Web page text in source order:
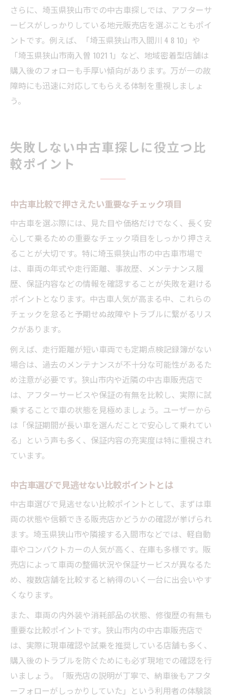
さらに、埼玉県狭山市での中古車探しでは、アフターサ
ービスがしっかりしている地元販売店を選ぶこともポイ
ントです。例えば、「埼玉県狭山市入間川 4 8 10」や
「埼玉県狭山市南入曽 1021 1」など、地域密着型店舗は
購入後のフォローも手厚い傾向があります。万が一の故
障時にも迅速に対応してもらえる体制を重視しましょ
う。
失敗しない中古車探しに役立つ比
較ポイント
中古車比較で押さえたい重要なチェック項目
中古車を選ぶ際には、見た目や価格だけでなく、長く安
心して乗るための重要なチェック項目をしっかり押さえ
ることが大切です。特に埼玉県狭山市の中古車市場で
は、車両の年式や走行距離、事故歴、メンテナンス履
歴、保証内容などの情報を確認することが失敗を避ける
ポイントとなります。中古車人気が高まる中、これらの
チェックを怠ると予期せぬ故障やトラブルに繋がるリス
クがあります。
例えば、走行距離が短い車両でも定期点検記録簿がない
場合は、過去のメンテナンスが不十分な可能性があるた
め注意が必要です。狭山市内や近隣の中古車販売店で
は、アフターサービスや保証の有無を比較し、実際に試
乗することで車の状態を見極めましょう。ユーザーから
は「保証期間が長い車を選んだことで安心して乗れてい
る」という声も多く、保証内容の充実度は特に重視され
ています。
中古車選びで見逃せない比較ポイントとは
中古車選びで見逃せない比較ポイントとして、まずは車
両の状態や信頼できる販売店かどうかの確認が挙げられ
ます。埼玉県狭山市や隣接する入間市などでは、軽自動
車やコンパクトカーの人気が高く、在庫も多様です。販
売店によって車両の整備状況や保証サービスが異なるた
め、複数店舗を比較すると納得のいく一台に出会いやす
くなります。
また、車両の内外装や消耗部品の状態、修復歴の有無も
重要な比較ポイントです。狭山市内の中古車販売店で
は、実際に現車確認や試乗を推奨している店舗も多く、
購入後のトラブルを防ぐためにも必ず現地での確認を行
いましょう。「販売店の説明が丁寧で、納車後もアフタ
ーフォローがしっかりしていた」という利用者の体験談